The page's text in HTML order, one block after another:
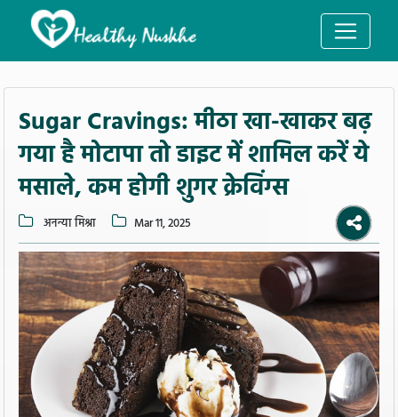
Sugar Cravings: मीठा खा-खाकर बढ़
गया है मोटापा तो डाइट में शामिल करें ये
मसाले, कम होगी शुगर क्रेविंग्स
अनन्या मिश्रा Mar 11, 2025